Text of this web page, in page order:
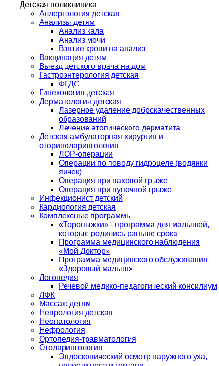
Детская поликлиника
Аллергология детская
Анализы детям
Анализ кала
Анализ мочи
Взятие крови на анализ
Вакцинация детям
Выезд детского врача на дом
Гастроэнтерология детская
ФГДС
Гинекология детская
Дерматология детская
Лазерное удаление доброкачественных
образований
Лечение атопического дерматита
Детская амбулаторная хирургия и
оториноларингология
ЛОР-операции
Операции по поводу гидроцеле (водянки
яичек)
Операция при паховой грыже
Операция при пупочной грыже
Инфекционист детский
Кардиология детская
Комплексные программы
«Торопыжки» - программа для малышей,
которые родились раньше срока
Программа медицинского наблюдения
«Мой Доктор»
Программа медицинского обслуживания
«Здоровый малыш»
Логопедия
Речевой медико-педагогический консилиум
ЛФК
Массаж детям
Неврология детская
Неонатология
Нефрология
Ортопедия-травматология
Отоларингология
Эндоскопический осмотр наружного уха,